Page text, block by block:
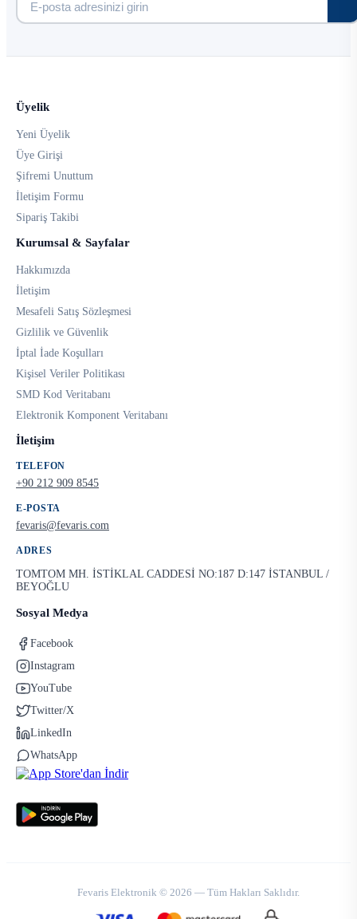
Üyelik
Yeni Üyelik
Üye Girişi
Şifremi Unuttum
İletişim Formu
Sipariş Takibi
Kurumsal & Sayfalar
Hakkımızda
İletişim
Mesafeli Satış Sözleşmesi
Gizlilik ve Güvenlik
İptal İade Koşulları
Kişisel Veriler Politikası
SMD Kod Veritabanı
Elektronik Komponent Veritabanı
İletişim
TELEFON
+90 212 909 8545
E-POSTA
fevaris@fevaris.com
ADRES
TOMTOM MH. İSTİKLAL CADDESİ NO:187 D:147 İSTANBUL /
BEYOĞLU
Sosyal Medya
Facebook
Instagram
YouTube
Twitter/X
LinkedIn
WhatsApp
Fevaris Elektronik © 2026 — Tüm Hakları Saklıdır.